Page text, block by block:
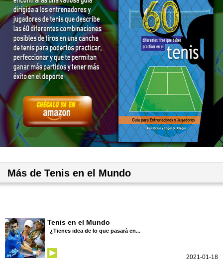
Más de Tenis en el Mundo
Tenis en el Mundo
¿Tienes idea de lo que pasará en...
2021-01-18